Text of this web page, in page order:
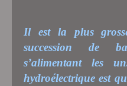
Il est la plus
succession de
s’alimentant les
hydroélectrique est